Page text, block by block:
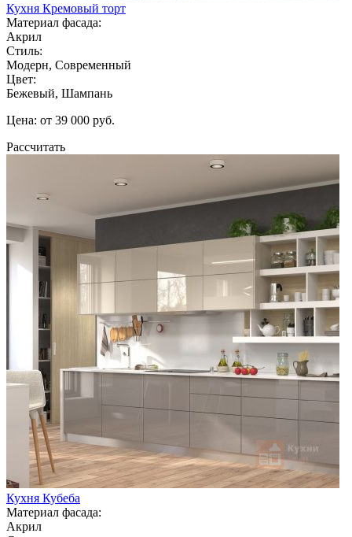
Кухня Кремовый торт
Материал фасада:
Акрил
Стиль:
Модерн, Современный
Цвет:
Бежевый, Шампань
Цена: от 39 000 руб.
Рассчитать
Кухня Кубеба
Материал фасада:
Акрил